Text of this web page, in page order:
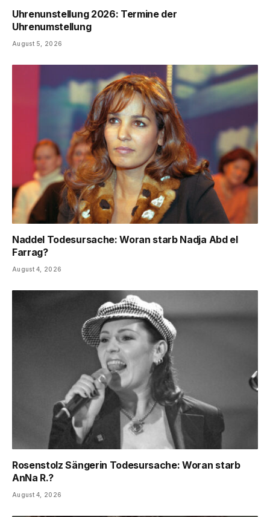
Uhrenunstellung 2026: Termine der
Uhrenumstellung
August 5, 2026
Naddel Todesursache: Woran starb Nadja Abd el
Farrag?
August 4, 2026
Rosenstolz Sängerin Todesursache: Woran starb
AnNa R.?
August 4, 2026